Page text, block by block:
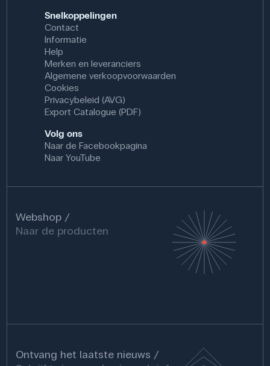
Snelkoppelingen
Contact
Informatie
Help
Merken en leveranciers
Algemene verkoopvoorwaarden
Cookies
Privacybeleid (AVG)
Export Catalogue (PDF)
Volg ons
Naar de Facebookpagina
Naar YouTube
Webshop
Naar de producten
Ontvang het laatste nieuws